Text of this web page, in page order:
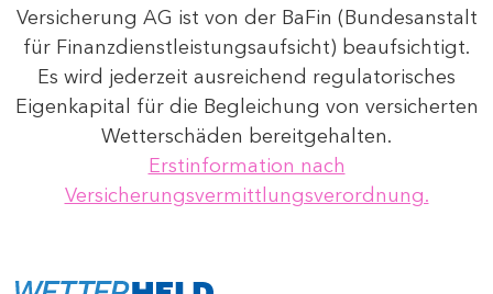
Versicherung AG ist von der BaFin (Bundesanstalt
für Finanzdienstleistungsaufsicht) beaufsichtigt.
Es wird jederzeit ausreichend regulatorisches
Eigenkapital für die Begleichung von versicherten
Wetterschäden bereitgehalten.
Erstinformation nach
Versicherungsvermittlungsverordnung.